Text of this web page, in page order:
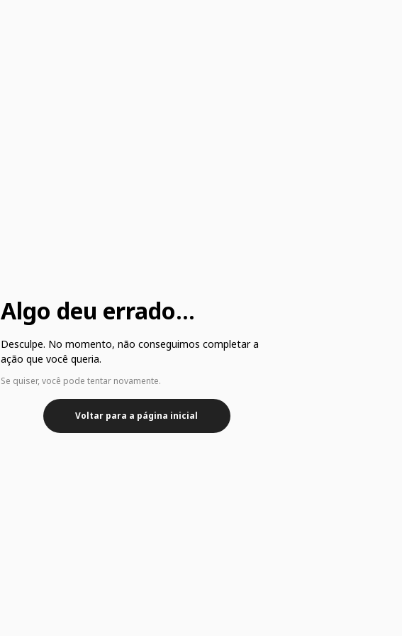
Algo deu errado...
Desculpe. No momento, não conseguimos completar a
ação que você queria.
Se quiser, você pode tentar novamente.
Voltar para a página inicial